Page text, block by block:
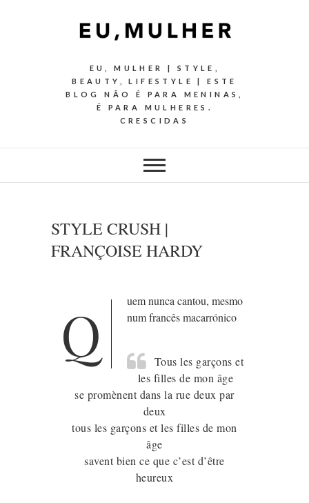
EU, MULHER | STYLE,
BEAUTY, LIFESTYLE | ESTE
BLOG NÃO É PARA MENINAS,
É PARA MULHERES.
CRESCIDAS
STYLE CRUSH |
FRANÇOISE HARDY
Q
uem nunca cantou, mesmo
num francês macarrónico
Tous les garçons et
les filles de mon âge
se promènent dans la rue deux par
deux
tous les garçons et les filles de mon
âge
savent bien ce que c’est d’être
heureux